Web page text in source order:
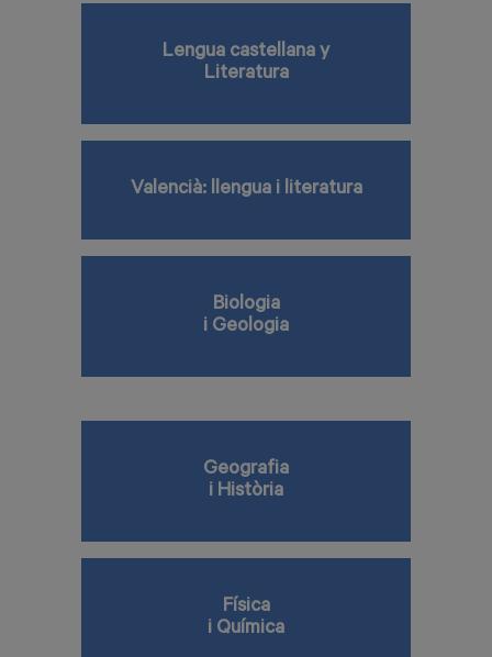
Lengua castellana y
Literatura
Valencià: llengua i literatura
Biologia
i Geologia
Geografia
i Història
Física
i Química